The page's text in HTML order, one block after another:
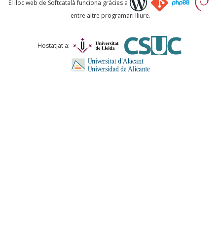
Comentari *
El lloc web de Softcatalà funciona gràcies a
entre altre programari lliure.
Hostatjat a: